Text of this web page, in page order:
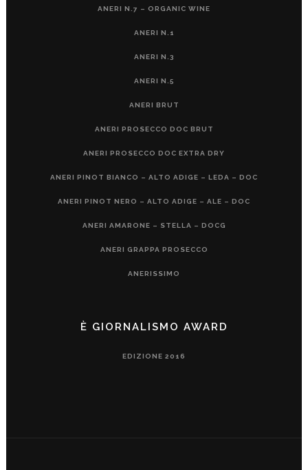
ANERI N.7 – ORGANIC WINE
ANERI N.1
ANERI N.3
ANERI N.5
ANERI BRUT
ANERI PROSECCO DOC BRUT
ANERI PROSECCO DOC EXTRA DRY
ANERI PINOT BIANCO – ALTO ADIGE – LEDA – DOC
ANERI PINOT NERO – ALTO ADIGE – ALE – DOC
ANERI AMARONE – STELLA – DOCG
ANERI GRAPPA PROSECCO
ANERISSIMO
È GIORNALISMO AWARD
EDIZIONE 2016